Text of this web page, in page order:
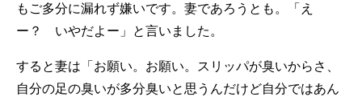
もご多分に漏れず嫌いです。妻であろうとも。「え
ー？ いやだよー」と言いました。
すると妻は「お願い。お願い。スリッパが臭いからさ、
自分の足の臭いが多分臭いと思うんだけど自分ではあん